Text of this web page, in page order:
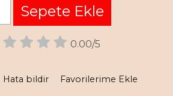
Sepete Ekle
0.00/5
Hata bildir Favorilerime Ekle